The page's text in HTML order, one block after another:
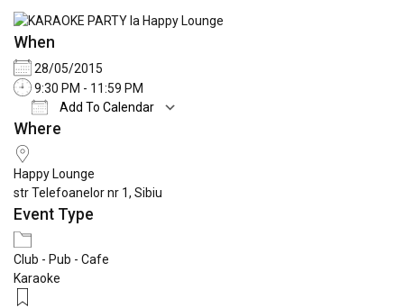
When
28/05/2015
9:30 PM - 11:59 PM
Add To Calendar
Download ICS
Where
Happy Lounge
str Telefoanelor nr 1, Sibiu
Event Type
Club - Pub - Cafe
Karaoke